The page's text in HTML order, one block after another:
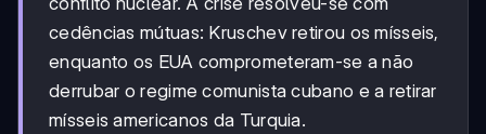
cedências mútuas: Kruschev retirou os mísseis,
enquanto os EUA comprometeram-se a não
derrubar o regime comunista cubano e a retirar
mísseis americanos da Turquia.